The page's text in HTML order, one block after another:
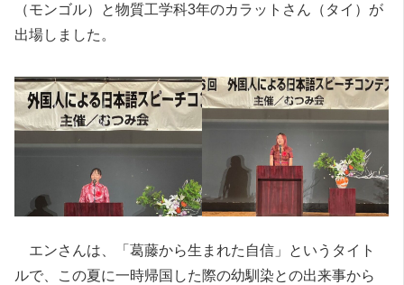
（モンゴル）と物質工学科3年のカラットさん（タイ）が
出場しました。
エンさんは、「葛藤から生まれた自信」というタイト
ルで、この夏に一時帰国した際の幼馴染との出来事から